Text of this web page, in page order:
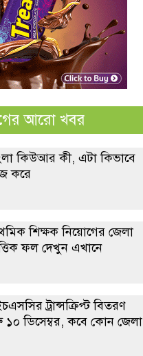
আরো খবর
কিউআর কী, এটা কিভাবে
করে
শিক্ষক নিয়োগের জেলা
ফল দেখুন এখানে
ট্রান্সক্রিপ্ট বিতরণ
ডিসেম্বর, কবে কোন জেলা